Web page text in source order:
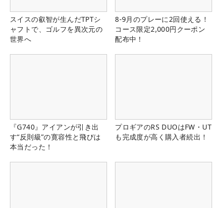
スイスの叡智が生んだTPTシ
ャフトで、ゴルフを異次元の
世界へ
8-9月のプレーに2回使える！
コース限定2,000円クーポン
配布中！
『G740』アイアンが引き出
す“反則級”の寛容性と飛びは
本当だった！
プロギアのRS DUOはFW・UT
も完成度が高く購入者続出！